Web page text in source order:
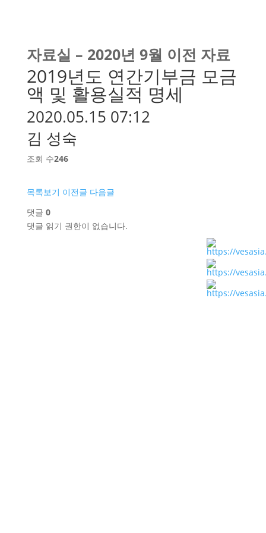
자료실 – 2020년 9월 이전 자료
2019년도 연간기부금 모금
액 및 활용실적 명세
2020.05.15 07:12
김 성숙
조회 수246
목록보기 이전글 다음글
댓글 0
댓글 읽기 권한이 없습니다.